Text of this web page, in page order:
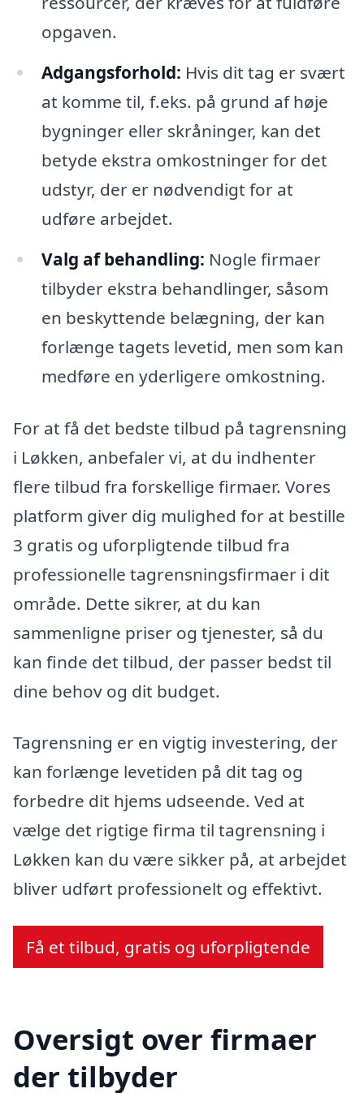
opgaven.
Adgangsforhold: Hvis dit tag er svært
at komme til, f.eks. på grund af høje
bygninger eller skråninger, kan det
betyde ekstra omkostninger for det
udstyr, der er nødvendigt for at
udføre arbejdet.
Valg af behandling: Nogle firmaer
tilbyder ekstra behandlinger, såsom
en beskyttende belægning, der kan
forlænge tagets levetid, men som kan
medføre en yderligere omkostning.
For at få det bedste tilbud på tagrensning
i Løkken, anbefaler vi, at du indhenter
flere tilbud fra forskellige firmaer. Vores
platform giver dig mulighed for at bestille
3 gratis og uforpligtende tilbud fra
professionelle tagrensningsfirmaer i dit
område. Dette sikrer, at du kan
sammenligne priser og tjenester, så du
kan finde det tilbud, der passer bedst til
dine behov og dit budget.
Tagrensning er en vigtig investering, der
kan forlænge levetiden på dit tag og
forbedre dit hjems udseende. Ved at
vælge det rigtige firma til tagrensning i
Løkken kan du være sikker på, at arbejdet
bliver udført professionelt og effektivt.
Få et tilbud, gratis og uforpligtende
Oversigt over firmaer
der tilbyder